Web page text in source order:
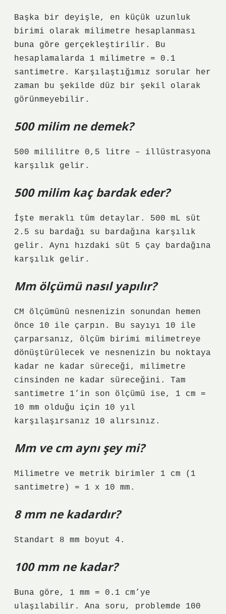
Başka bir deyişle, en küçük uzunluk
birimi olarak milimetre hesaplanması
buna göre gerçekleştirilir. Bu
hesaplamalarda 1 milimetre = 0.1
santimetre. Karşılaştığımız sorular her
zaman bu şekilde düz bir şekil olarak
görünmeyebilir.
500 milim ne demek?
500 mililitre 0,5 litre – illüstrasyona
karşılık gelir.
500 milim kaç bardak eder?
İşte meraklı tüm detaylar. 500 mL süt
2.5 su bardağı su bardağına karşılık
gelir. Aynı hızdaki süt 5 çay bardağına
karşılık gelir.
Mm ölçümü nasıl yapılır?
CM ölçümünü nesnenizin sonundan hemen
önce 10 ile çarpın. Bu sayıyı 10 ile
çarparsanız, ölçüm birimi milimetreye
dönüştürülecek ve nesnenizin bu noktaya
kadar ne kadar süreceği, milimetre
cinsinden ne kadar süreceğini. Tam
santimetre 1’in son ölçümü ise, 1 cm =
10 mm olduğu için 10 yıl
karşılaşırsanız 10 alırsınız.
Mm ve cm aynı şey mi?
Milimetre ve metrik birimler 1 cm (1
santimetre) = 1 x 10 mm.
8 mm ne kadardır?
Standart 8 mm boyut 4.
100 mm ne kadar?
Buna göre, 1 mm = 0.1 cm’ye
ulaşılabilir. Ana soru, problemde 100